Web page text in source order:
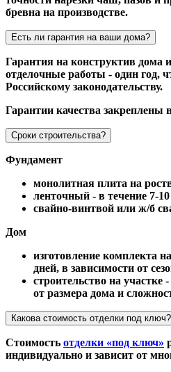
бревна на производстве.
Есть ли гарантия на ваши дома?
Гарантия на конструктив дома
отделочные работы - один год,
Российскому законодательству.
Гарантии качества закреплены
Сроки строительства?
Фундамент
монолитная плита на
ленточный - в течение 7-
свайно-винтвой или ж/б
Дом
изготовление комплекта
дней, в зависимости от
строительство на участке
от размера дома и
Какова стоимость отделки под ключ?
Стоимость отделки «под ключ»
индивидуально и зависит от